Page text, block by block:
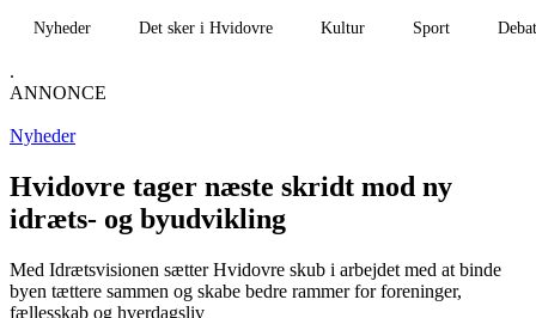
Nyheder Det sker i Hvidovre Kultur Sport Debat
.
ANNONCE
Nyheder
Hvidovre tager næste skridt mod ny
idræts- og byudvikling
Med Idrætsvisionen sætter Hvidovre skub i arbejdet med at binde
byen tættere sammen og skabe bedre rammer for foreninger,
fællesskab og hverdagsliv